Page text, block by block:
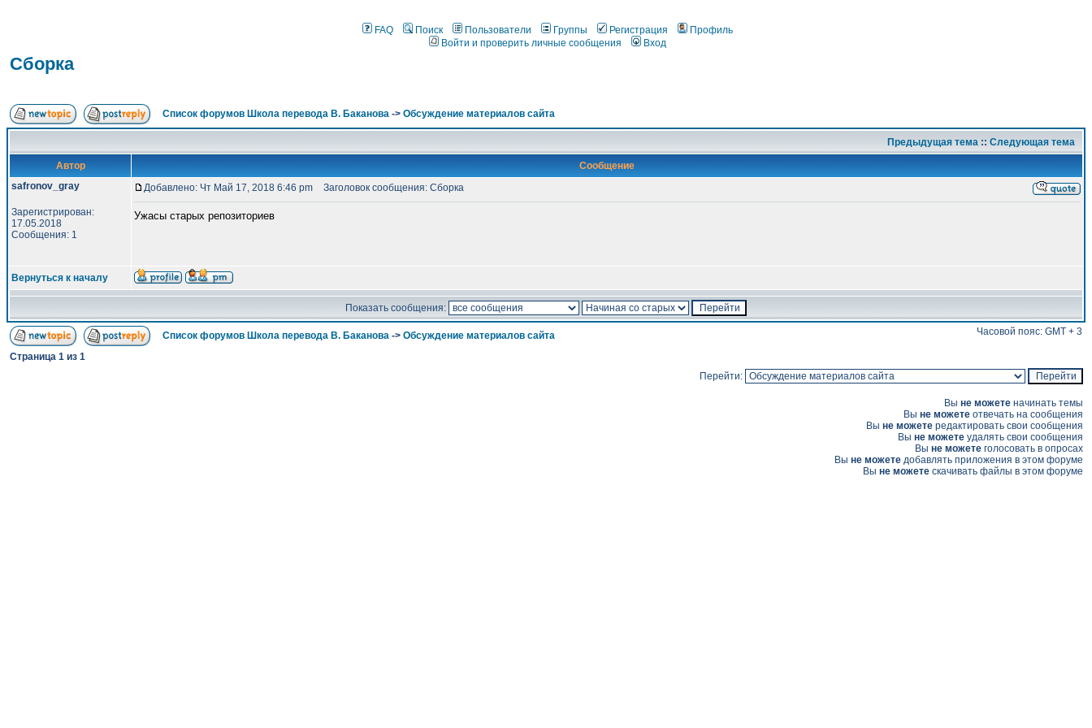
FAQ Поиск Пользователи Группы Регистрация
Профиль
Войти и проверить личные сообщения
Вход
Сборка
Список форумов Школа перевода В. Баканова -> Обсуждение материалов сайта
Предыдущая тема :: Следующая тема
Автор
Сообщение
safronov_gray
Зарегистрирован:
17.05.2018
Сообщения: 1
Добавлено: Чт Май 17, 2018 6:46 pm Заголовок сообщения: Сборка
Ужасы старых репозиториев
Вернуться к началу
Показать сообщения:
Список форумов Школа перевода В. Баканова -> Обсуждение материалов сайта Часовой пояс: GMT + 3
Страница 1 из 1
Перейти:
Вы не можете начинать темы
Вы не можете отвечать на сообщения
Вы не можете редактировать свои сообщения
Вы не можете удалять свои сообщения
Вы не можете голосовать в опросах
Вы не можете добавлять приложения в этом форуме
Вы не можете скачивать файлы в этом форуме